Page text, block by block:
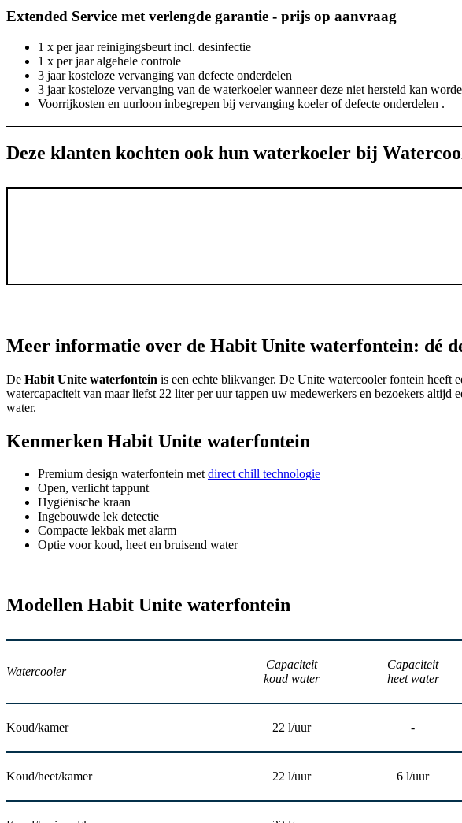
Extended Service met verlengde garantie - prijs op aanvraag
1 x per jaar reinigingsbeurt incl. desinfectie
1 x per jaar algehele controle
3 jaar kosteloze vervanging van defecte onderdelen
3 jaar kosteloze vervanging van de waterkoeler wanneer deze niet hersteld kan
Voorrijkosten en uurloon inbegrepen bij vervanging koeler of defecte onderdelen .
Deze klanten kochten ook hun waterkoeler bij
Meer informatie over de Habit Unite waterfontein: dé
De Habit Unite waterfontein is een echte blikvanger. De Unite watercooler fontein heeft
watercapaciteit van maar liefst 22 liter per uur tappen uw medewerkers en bezoekers
water.
Kenmerken Habit Unite waterfontein
Premium design waterfontein metdirect chill technologie
Open, verlicht tappunt
Hygiënische kraan
Ingebouwde lek detectie
Compacte lekbak met alarm
Optie voor koud, heet en bruisend water
Modellen Habit Unite waterfontein
Watercooler
Capaciteit
koud water
Capaciteit
heet water
Koud/kamer 22 l/uur -
Koud/heet/kamer 22 l/uur 6 l/uur